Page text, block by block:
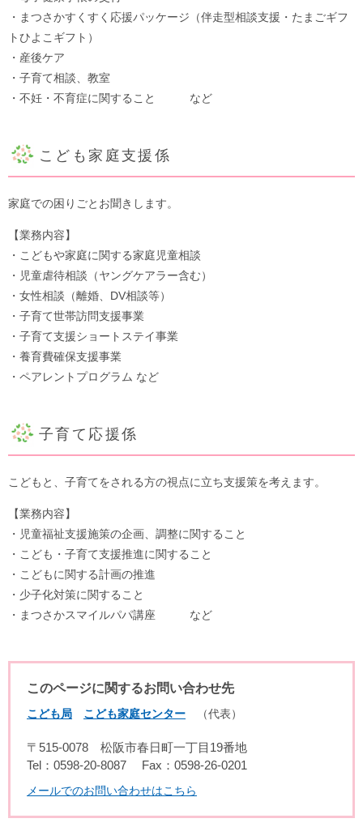
・まつさかすくすく応援パッケージ（伴走型相談支援・たまごギフ
トひよこギフト）
・産後ケア
・子育て相談、教室
・不妊・不育症に関すること など​
こども家庭支援係
家庭での困りごとお聞きします。
【業務内容】
・こどもや家庭に関する家庭児童相談
・児童虐待相談（ヤングケアラー含む）
・女性相談（離婚、DV相談等）
・子育て世帯訪問支援事業
・子育て支援ショートステイ事業
・養育費確保支援事業
・ペアレントプログラム など
​子育て応援係
こどもと、子育てをされる方の視点に立ち支援策を考えます。
【業務内容】
・児童福祉支援施策の企画、調整に関すること
・こども・子育て支援推進に関すること
・こどもに関する計画の推進
・少子化対策に関すること
・まつさかスマイルパパ講座 など
このページに関するお問い合わせ先
こども局 こども家庭センター 代表
〒515-0078
松阪市春日町一丁目19番地
Tel：0598-20-8087
Fax：0598-26-0201
メールでのお問い合わせはこちら